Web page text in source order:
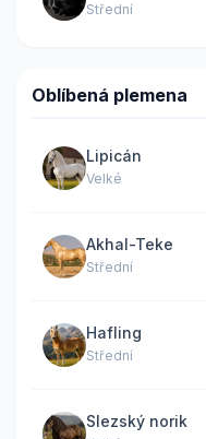
Střední
Oblíbená plemena
Lipicán
Velké
Akhal-Teke
Střední
Hafling
Střední
Slezský norik